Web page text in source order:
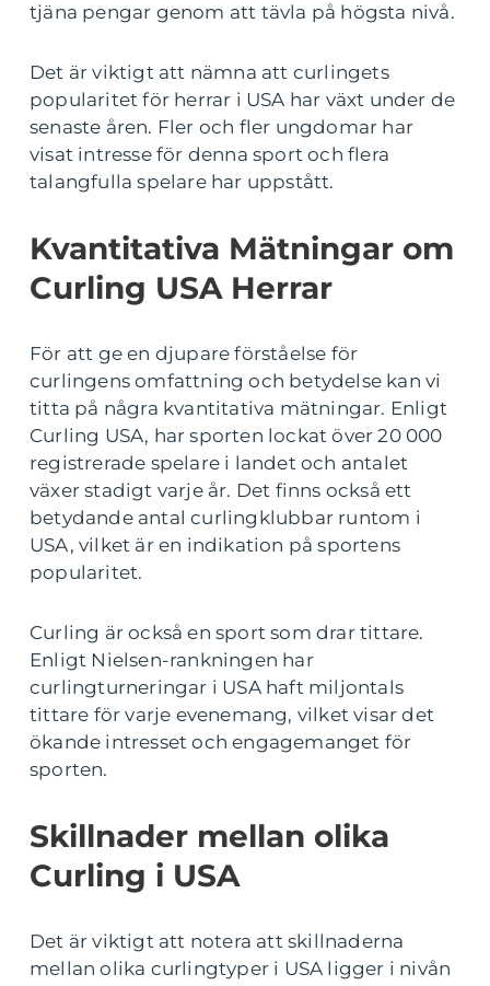
tjäna pengar genom att tävla på högsta nivå.
Det är viktigt att nämna att curlingets
popularitet för herrar i USA har växt under de
senaste åren. Fler och fler ungdomar har
visat intresse för denna sport och flera
talangfulla spelare har uppstått.
Kvantitativa Mätningar om
Curling USA Herrar
För att ge en djupare förståelse för
curlingens omfattning och betydelse kan vi
titta på några kvantitativa mätningar. Enligt
Curling USA, har sporten lockat över 20 000
registrerade spelare i landet och antalet
växer stadigt varje år. Det finns också ett
betydande antal curlingklubbar runtom i
USA, vilket är en indikation på sportens
popularitet.
Curling är också en sport som drar tittare.
Enligt Nielsen-rankningen har
curlingturneringar i USA haft miljontals
tittare för varje evenemang, vilket visar det
ökande intresset och engagemanget för
sporten.
Skillnader mellan olika
Curling i USA
Det är viktigt att notera att skillnaderna
mellan olika curlingtyper i USA ligger i nivån